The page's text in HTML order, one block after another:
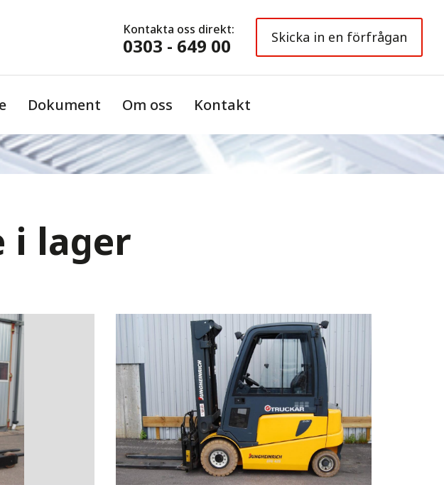
Kontakta oss direkt:
0303 - 649 00 Skicka in en förfrågan
Dokument Om oss Kontakt
i lager